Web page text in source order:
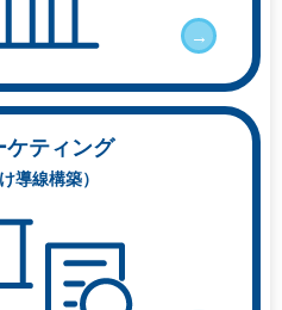
→
ケティング
導線構築）